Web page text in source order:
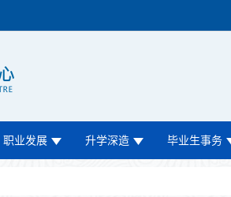
职业发展 升学深造 毕业生事务